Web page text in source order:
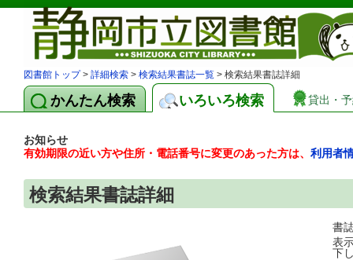
図書館トップ> 詳細検索 > 検索結果書誌一覧 > 検索結果書誌詳細
かんたん検索 いろいろ検索 貸出・
お知らせ
有効期限の近い方や住所・電話番号に変更のあった方は、 利用者
検索結果書誌詳細
書
表
下